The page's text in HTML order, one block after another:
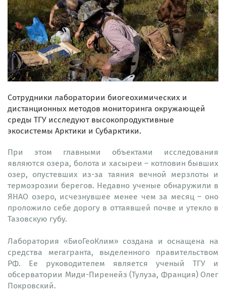
Сотрудники лаборатории биогеохимических и
дистанционных методов мониторинга окружающей
среды ТГУ исследуют высокопродуктивные
экосистемы Арктики и Субарктики.
При этом главными объектами исследования
являются озера, болота и хасыреи – котловин бывших
озер, опустевших из-за таяния вечной мерзлоты и
термоэрозии берегов. Недавно ученые обнаружили в
ЯНАО озеро, исчезнувшее менее чем за месяц – оно
проложило себе дорогу в оттаявшей почве и утекло в
Тазовскую губу.
Лаборатория «БиоГеоКлим» создана и оснащена на
средства мегагранта, выделенного правительством
РФ. Ее руководителем является ученый ТГУ и
обсерватории Миди-Пиренейз (Тулуза, Франция) Олег
Покровский.